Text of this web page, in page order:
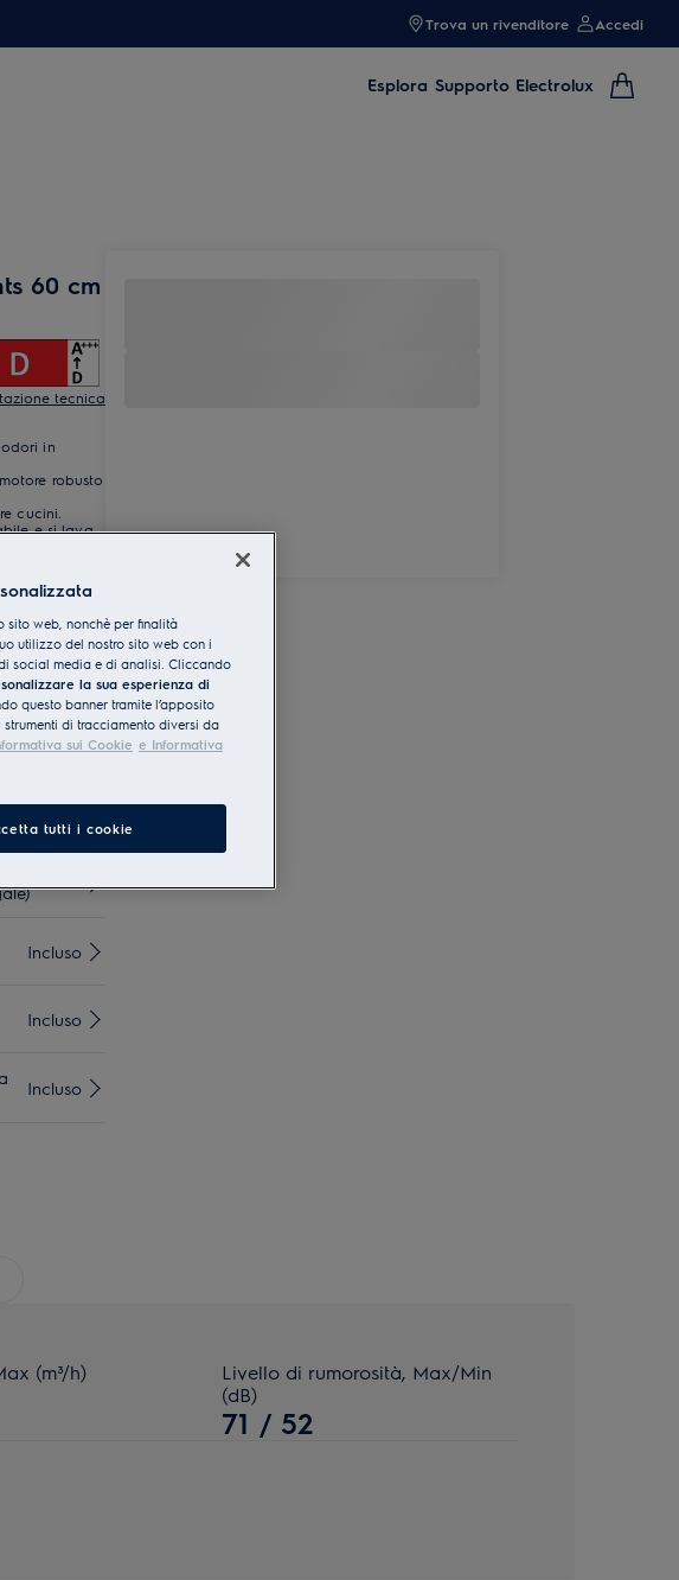
Trova un rivenditore Accedi
Esplora Supporto Electrolux
60 cm
tecnica
in
robusto
cucini.
e si lava
Incluso
Incluso
Incluso
Incluso
Incluso
Incluso
(m³/h)
Livello di rumorosità, Max/Min
(dB)
71 / 52
sito web, nonchè per finalità
utilizzo del nostro sito web con i
social media e di analisi. Cliccando
la sua esperienza di
questo banner tramite l’apposito
di tracciamento diversi da
sui Cookie e Informativa
tutti i cookie